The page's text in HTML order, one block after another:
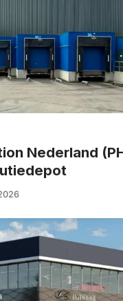
Nederland